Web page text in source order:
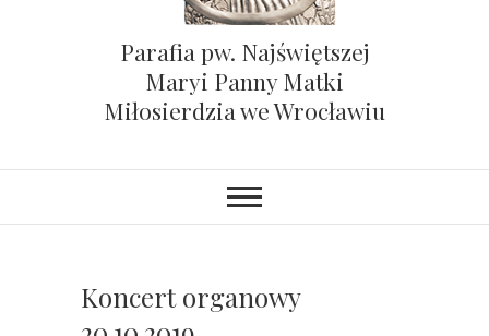
Parafia pw. Najświętszej
Maryi Panny Matki
Miłosierdzia we Wrocławiu
Koncert organowy